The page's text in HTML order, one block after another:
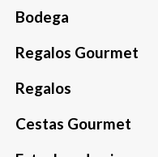
Bodega
Regalos Gourmet
Regalos
Cestas Gourmet